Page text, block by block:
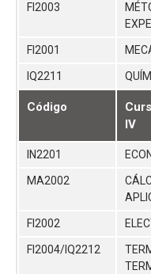
FI2003
FI2001
IQ2211
Código
IV
IN2201
MA2002
FI2002
FI2004/IQ2212